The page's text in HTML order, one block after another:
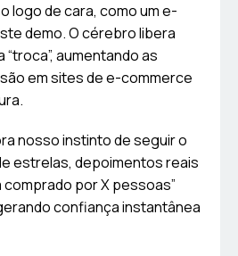
logo de cara, como um e-
demo. O cérebro libera
aumentando as
em sites de e-commerce
nosso instinto de seguir o
estrelas, depoimentos reais
por X pessoas”
confiança instantânea